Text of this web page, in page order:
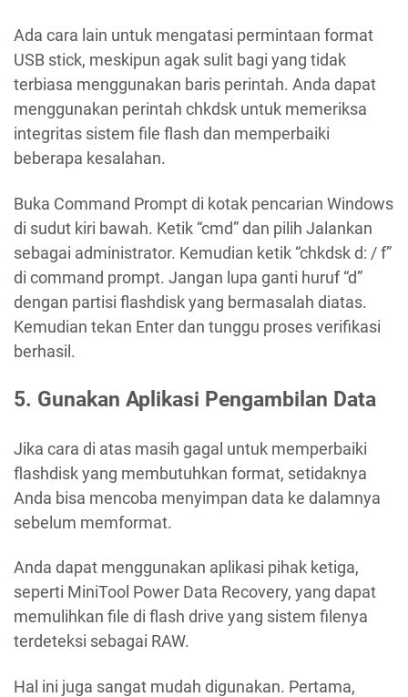
Ada cara lain untuk mengatasi permintaan format
USB stick, meskipun agak sulit bagi yang tidak
terbiasa menggunakan baris perintah. Anda dapat
menggunakan perintah chkdsk untuk memeriksa
integritas sistem file flash dan memperbaiki
beberapa kesalahan.
Buka Command Prompt di kotak pencarian Windows
di sudut kiri bawah. Ketik “cmd” dan pilih Jalankan
sebagai administrator. Kemudian ketik “chkdsk d: / f”
di command prompt. Jangan lupa ganti huruf “d”
dengan partisi flashdisk yang bermasalah diatas.
Kemudian tekan Enter dan tunggu proses verifikasi
berhasil.
5. Gunakan Aplikasi Pengambilan Data
Jika cara di atas masih gagal untuk memperbaiki
flashdisk yang membutuhkan format, setidaknya
Anda bisa mencoba menyimpan data ke dalamnya
sebelum memformat.
Anda dapat menggunakan aplikasi pihak ketiga,
seperti MiniTool Power Data Recovery, yang dapat
memulihkan file di flash drive yang sistem filenya
terdeteksi sebagai RAW.
Hal ini juga sangat mudah digunakan. Pertama,